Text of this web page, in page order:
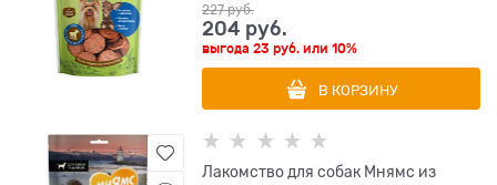
227 руб.
204 руб.
выгода23 руб. или10%
В КОРЗИНУ
Лакомство для собак Мнямс из